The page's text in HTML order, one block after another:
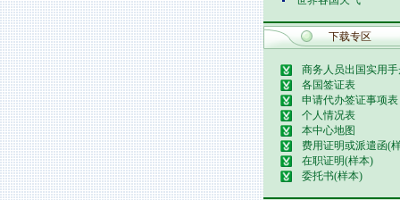
下载专区
商务人员出国实用
各国签证表
申请代办签证事项表
个人情况表
本中心地图
费用证明或派遣函(
在职证明(样本)
委托书(样本)